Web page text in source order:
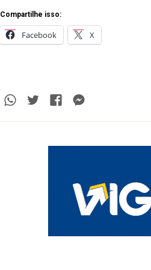
Compartilhe isso:
Facebook X
Whatsapp
TwitterFacebook